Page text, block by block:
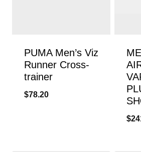
PUMA Men’s Viz
Runner Cross-
trainer
$78.20
$